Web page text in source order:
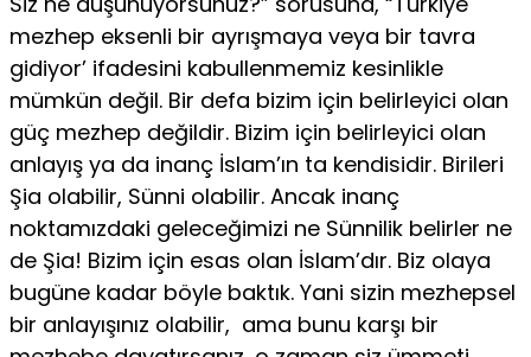
mezhep eksenli bir ayrışmaya veya bir tavra
gidiyor’ ifadesini kabullenmemiz kesinlikle
mümkün değil. Bir defa bizim için belirleyici olan
güç mezhep değildir. Bizim için belirleyici olan
anlayış ya da inanç İslam’ın ta kendisidir. Birileri
Şia olabilir, Sünni olabilir. Ancak inanç
noktamızdaki geleceğimizi ne Sünnilik belirler ne
de Şia! Bizim için esas olan İslam’dır. Biz olaya
bugüne kadar böyle baktık. Yani sizin mezhepsel
bir anlayışınız olabilir, ama bunu karşı bir